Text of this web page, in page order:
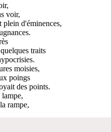
voir,
plein d'éminences,
traits
moisies,
poings
des points.
rampe,